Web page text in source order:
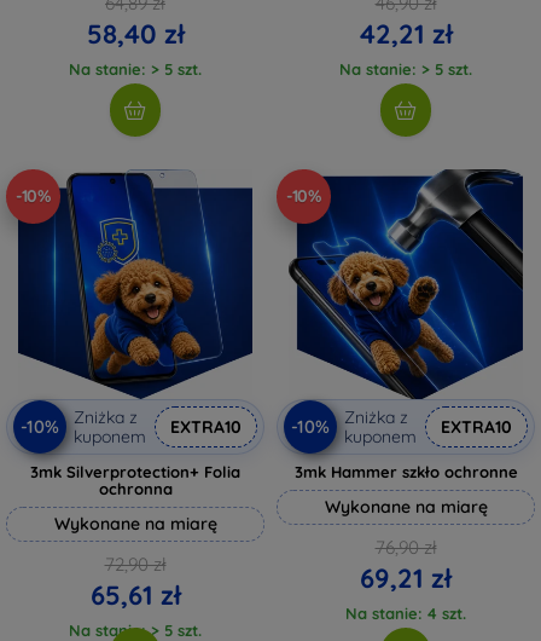
58,40 zł
Na stanie: > 5 szt.
42,21 zł
Na stanie: > 5 szt.
-10%
-10%
Zniżka z
kuponem
EXTRA10
3mk Silverprotection+ Folia
ochronna
Wykonane na miarę
72,90 zł
65,61 zł
Na stanie: > 5 szt.
-10%
-10%
Zniżka z
kuponem
EXTRA10
3mk Hammer szkło ochronne
Wykonane na miarę
76,90 zł
69,21 zł
Na stanie: 4 szt.